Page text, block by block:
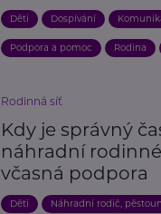
Děti Dospívání
Podpora a pomoc Rodina
Rodinná síť
Kdy je správný
náhradní
včasná podpora
Děti Náhradní rodič,